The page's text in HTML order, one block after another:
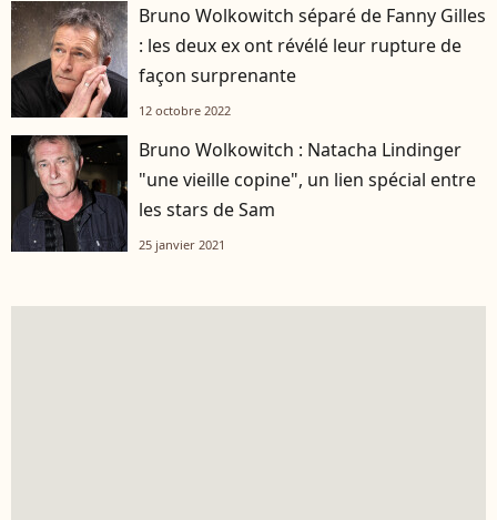
Bruno Wolkowitch séparé de Fanny Gilles
: les deux ex ont révélé leur rupture de
façon surprenante
12 octobre 2022
Bruno Wolkowitch : Natacha Lindinger
"une vieille copine", un lien spécial entre
les stars de Sam
25 janvier 2021